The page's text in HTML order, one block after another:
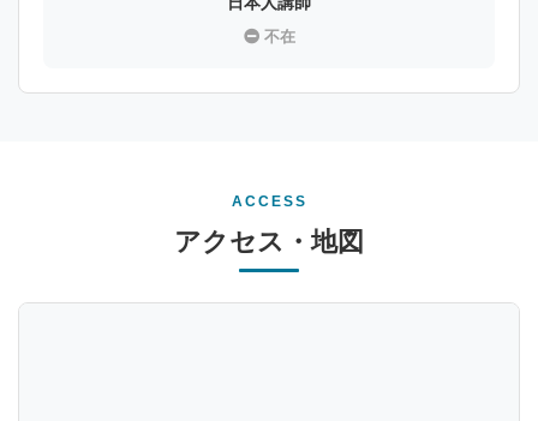
不在
ACCESS
アクセス・地図